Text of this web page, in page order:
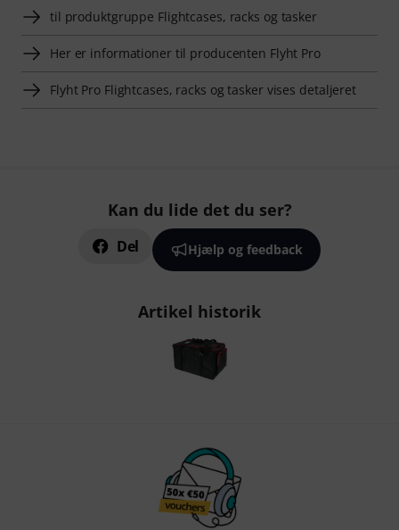
til produktgruppe Flightcases, racks og tasker
Her er informationer til producenten Flyht Pro
Flyht Pro Flightcases, racks og tasker vises detaljeret
Kan du lide det du ser?
Del Hjælp og feedback
Artikel historik